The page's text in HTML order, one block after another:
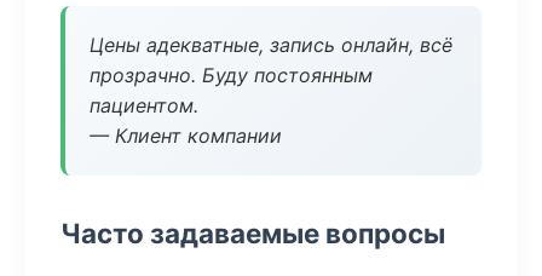
Цены адекватные, запись онлайн, всё
прозрачно. Буду постоянным
пациентом.
— Клиент компании
Часто задаваемые вопросы